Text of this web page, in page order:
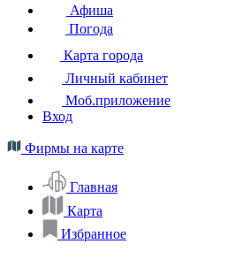
Афиша
Погода
Карта города
Личный кабинет
Моб.приложение
Вход
Фирмы на карте
Главная
Карта
Избранное